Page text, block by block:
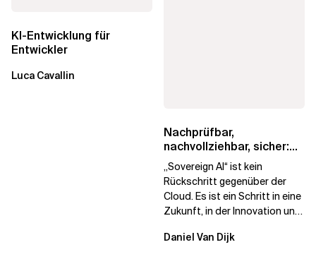
KI-Entwicklung für
Entwickler
Luca Cavallin
Nachprüfbar,
nachvollziehbar, sicher:
Ein Leitfaden zur
souveränen KI für...
„Sovereign AI“ ist kein
Rückschritt gegenüber der
Cloud. Es ist ein Schritt in eine
Zukunft, in der Innovation und
nicht...
Daniel Van Dijk